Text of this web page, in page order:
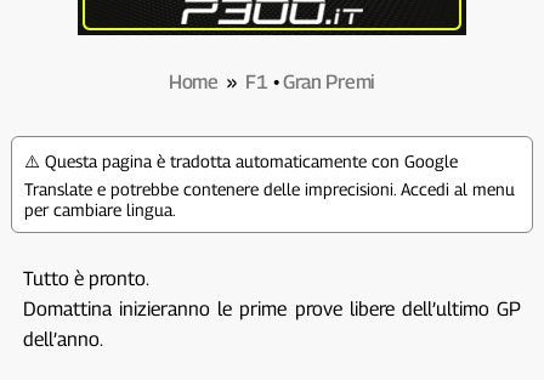
Home » F1•Gran Premi
⚠️ Questa pagina è tradotta automaticamente con Google
Translate e potrebbe contenere delle imprecisioni. Accedi al menu
per cambiare lingua.
Tutto è pronto.
Domattina inizieranno le prime prove libere dell’ultimo GP
dell’anno.